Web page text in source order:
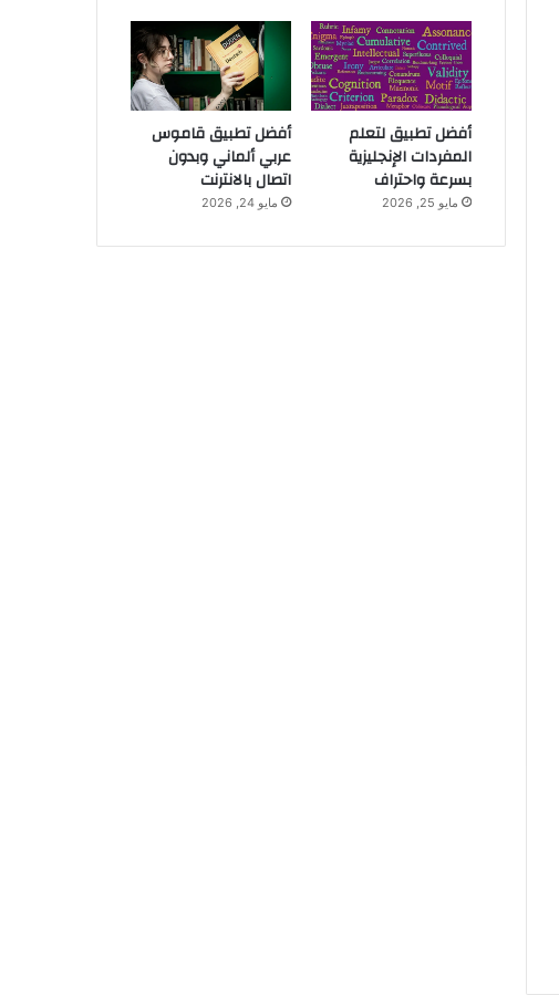
أفضل تطبيق لتعلم
المفردات الإنجليزية
بسرعة واحتراف
مايو 25, 2026
أفضل تطبيق قاموس
عربي ألماني وبدون
اتصال بالانترنت
مايو 24, 2026